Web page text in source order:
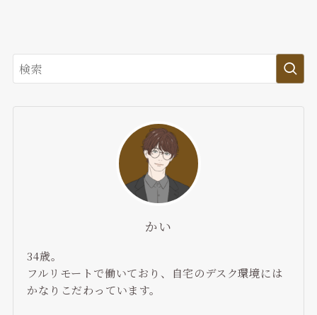
かい
34歳。
フルリモートで働いており、自宅のデスク環境には
かなりこだわっています。